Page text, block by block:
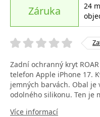
Záruka
24
Zadní ochranný kryt
telefon Apple iPhone 17.
jemných barvách. Obal
odolného silikonu. Ten je
Více informací